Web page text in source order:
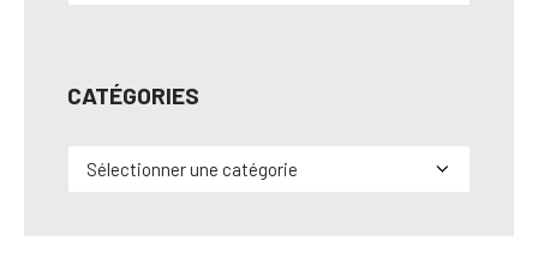
CATÉGORIES
Catégories